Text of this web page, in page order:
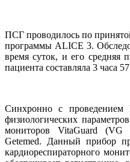
ПСГ проводилось по
программы ALICE 3.
время суток, и его средняя
пациента составляла 3 часа
Синхронно с проведением
физиологических
мониторов VitaGuard (VG
Getemed. Данный прибор
кардиореспираторного